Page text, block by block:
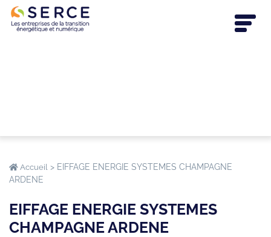
Accueil > EIFFAGE ENERGIE SYSTEMES CHAMPAGNE
ARDENE
EIFFAGE ENERGIE SYSTEMES
CHAMPAGNE ARDENE